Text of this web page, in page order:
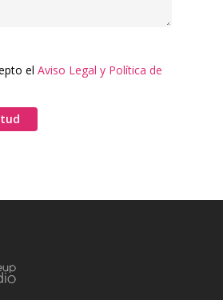
el Aviso Legal y Política de